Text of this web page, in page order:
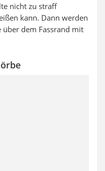
nicht zu straff
kann. Dann werden
über dem Fassrand mit